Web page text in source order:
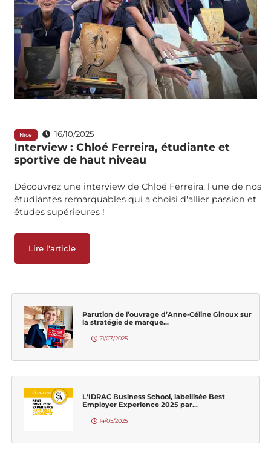
Nice 16/10/2025
Interview : Chloé Ferreira, étudiante et
sportive de haut niveau
Découvrez une interview de Chloé Ferreira, l'une de nos
étudiantes remarquables qui a choisi d'allier passion et
études supérieures !
Lire l'article
Parution de l’ouvrage d’Anne-Céline Ginoux sur
la stratégie de marque...
21/07/2025
L'IDRAC Business School, labellisée Best
Employer Experience 2025 par...
14/05/2025